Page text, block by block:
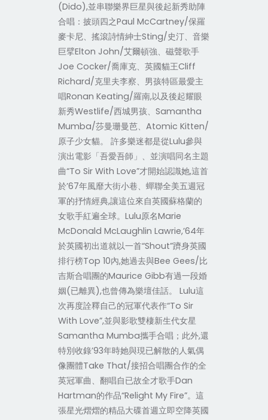
(Dido),並串聯樂界巨星與後起新秀助陣
合唱：披頭四之Paul McCartney/保羅
麥卡尼、搖滾詩情紳士Sting/史汀、音樂
巨擘Elton John/艾爾頓強、磁聲歌手
Joe Cocker/喬庫克、英國貓王Cliff
Richard/克里夫李察、男孩特區最愛主
唱Ronan Keating/羅南,以及後起耀眼
新秀Westlife/西城男孩、Samantha
Mumba/莎曼珊曼芭、Atomic Kitten/
原子少女貓。 許多樂迷都是從Lulu參與
演出電影「吾愛吾師」、並演唱同名主題
曲“To Sir With Love”才開始認識她,這首
於’67年風靡大街小巷、蟬聯全美五週冠
軍的抒情經典,讓這位來自英國蘇格蘭的
女歌手紅遍全球。Lulu原名Marie
McDonald McLaughlin Lawrie,’64年
於英國初出道就以一首“Shout”躋身英國
排行榜Top 10內,她過去與Bee Gees/比
吉斯合唱團的Maurice Gibb有過一段婚
姻(已離異),也曾傳為樂壇佳話。 Lulu這
次再度詮釋自己的冠軍代表作“To Sir
With Love”,並與影歌雙棲新生代女星
Samantha Mumba攜手合唱；此外,還
特別收錄’93年時她與現已解散的人氣偶
像團體Take That/接招合唱團合作的全
英冠軍曲、翻唱自已故全才歌手Dan
Hartman的作品“Relight My Fire”。這
張星光熠熠的精品大碟首週立即空降英國